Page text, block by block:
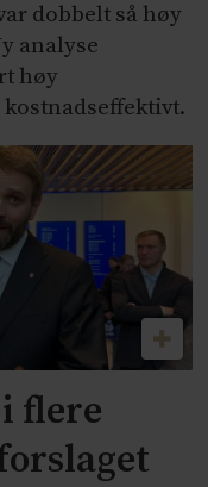
dobbelt så høy
analyse
høy
flere